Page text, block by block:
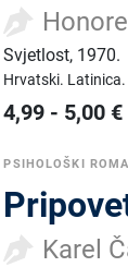
Svjetlost, 1970.
Hrvatski.
4,99 - 5,00 €
PSIHOLOŠKI
Karel